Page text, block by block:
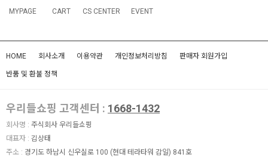
MYPAGE CART CS CENTER EVENT
HOME 회사소개 이용약관 개인정보처리방침 판매자 회원가입
반품 및 환불 정책
우리들쇼핑 고객센터 : 1668-1432
회사명 : 주식회사 우리들쇼핑
대표자 : 김상태
주소 : 경기도 하남시 신우실로 100 (현대 테라타워 감일) 841호